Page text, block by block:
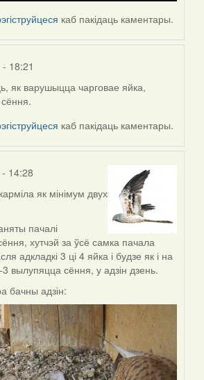
каб пакідаць каментары.
18:21
як варушыцца чарговае яйка,
каб пакідаць каментары.
14:28
як мінімум двух
пачалі
хутчэй за ўсё самка пачала
адкладкі 3 ці 4 яйка і будзе як і на
вылупяцца сёння, у адзін дзень.
бачны адзін: